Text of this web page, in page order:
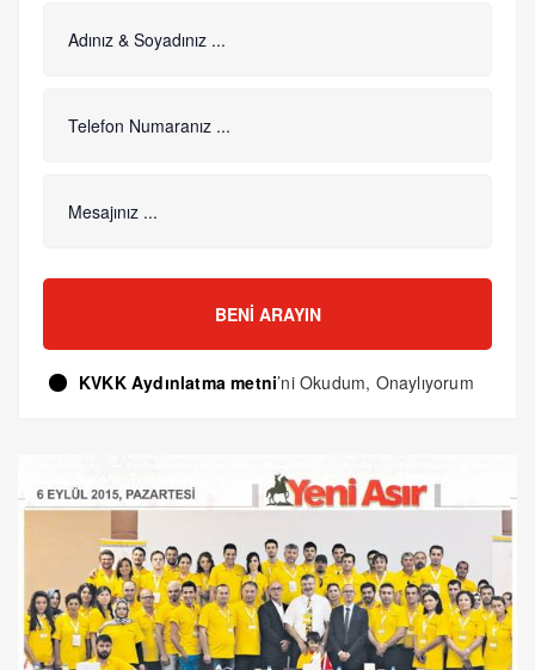
BENI ARAYIN
KVKK Aydınlatma metni’ni Okudum, Onaylıyorum